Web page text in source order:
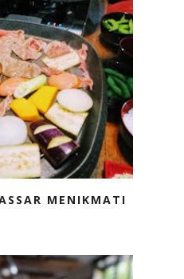
MENIKMATI